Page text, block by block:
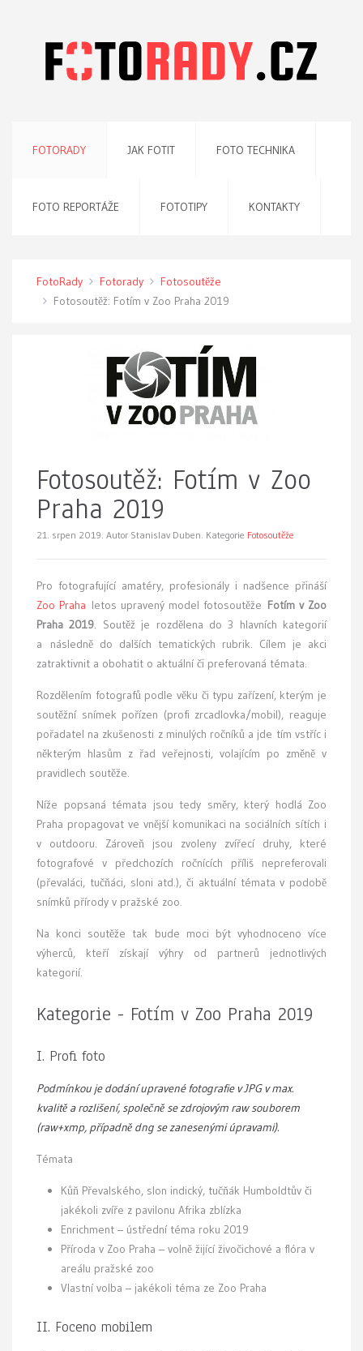
FOTORADY JAK FOTIT FOTO TECHNIKA
FOTO REPORTÁŽE FOTOTIPY KONTAKTY
FotoRady Fotorady
Fotosoutěže
Fotosoutěž: Fotím v Zoo Praha 2019
Fotosoutěž: Fotím v Zoo
Praha 2019
21. srpen 2019. Autor Stanislav Duben. Kategorie Fotosoutěže
Pro fotografující amatéry, profesionály i nadšence přináší
Zoo Praha letos upravený model fotosoutěže Fotím v Zoo
Praha 2019. Soutěž je rozdělena do 3 hlavních kategorií
a následně do dalších tematických rubrik. Cílem je akci
zatraktivnit a obohatit o aktuální či preferovaná témata.
Rozdělením fotografů podle věku či typu zařízení, kterým je
soutěžní snímek pořízen (profi zrcadlovka/mobil), reaguje
pořadatel na zkušenosti z minulých ročníků a jde tím vstříc i
některým hlasům z řad veřejnosti, volajícím po změně v
pravidlech soutěže.
Níže popsaná témata jsou tedy směry, který hodlá Zoo
Praha propagovat ve vnější komunikaci na sociálních sítích i
v outdooru. Zároveň jsou zvoleny zvířecí druhy, které
fotografové v předchozích ročnících příliš nepreferovali
(převaláci, tučňáci, sloni atd.), či aktuální témata v podobě
snímků přírody v pražské zoo.
Na konci soutěže tak bude moci být vyhodnoceno více
výherců, kteří získají výhry od partnerů jednotlivých
kategorií.
Kategorie - Fotím v Zoo Praha 2019
I. Profi foto
Podmínkou je dodání upravené fotografie v JPG v max.
kvalitě a rozlišení, společně se zdrojovým raw souborem
(raw+xmp, případně dng se zanesenými úpravami).
Témata
Kůň Převalského, slon indický, tučňák Humboldtův či
jakékoli zvíře z pavilonu Afrika zblízka
Enrichment – ústřední téma roku 2019
Příroda v Zoo Praha – volně žijící živočichové a flóra v
areálu pražské zoo
Vlastní volba – jakékoli téma ze Zoo Praha
II. Foceno mobilem